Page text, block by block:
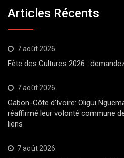
Articles Récents
7 août 2026
Fête des Cultures 2026 :
7 août 2026
Gabon-Côte d’Ivoire: Oligui
réaffirmé leur volonté commune
liens
7 août 2026